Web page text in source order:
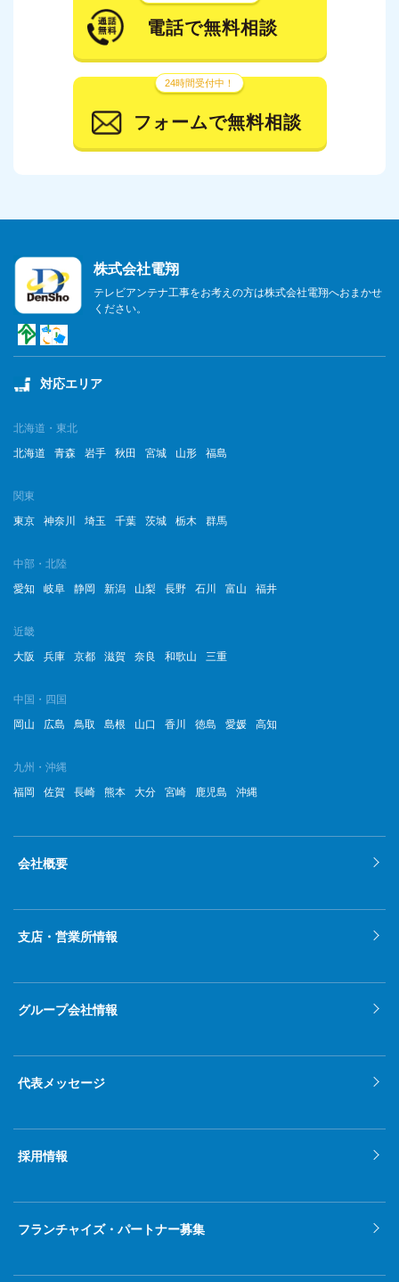
電話で無料相談
24時間受付中！
フォームで無料相談
株式会社電翔
テレビアンテナ工事をお考えの方は株式会社電翔へおまかせ
ください。
対応エリア
北海道・東北
北海道
青森 岩手 秋田 宮城 山形 福島
関東
東京
神奈川 埼玉 千葉 茨城 栃木 群馬
中部・北陸
愛知
岐阜 静岡 新潟 山梨 長野 石川 富山 福井
近畿
大阪
兵庫 京都 滋賀 奈良 和歌山 三重
中国・四国
岡山
広島 鳥取 島根 山口 香川 徳島 愛媛 高知
九州・沖縄
福岡
佐賀 長崎 熊本 大分 宮崎 鹿児島 沖縄
会社概要
支店・営業所情報
グループ会社情報
代表メッセージ
採用情報
フランチャイズ・パートナー募集